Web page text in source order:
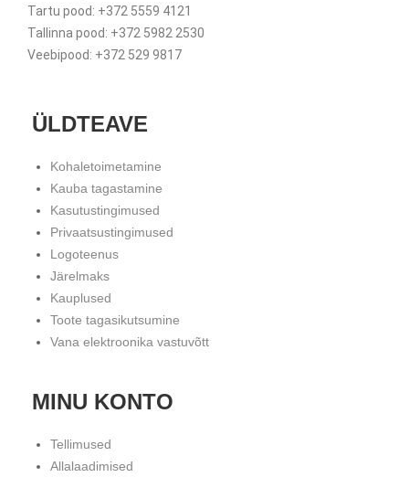
Tartu pood: +372 5559 4121
Tallinna pood: +372 5982 2530
Veebipood: +372 529 9817
ÜLDTEAVE
Kohaletoimetamine
Kauba tagastamine
Kasutustingimused
Privaatsustingimused
Logoteenus
Järelmaks
Kauplused
Toote tagasikutsumine
Vana elektroonika vastuvõtt
MINU KONTO
Tellimused
Allalaadimised